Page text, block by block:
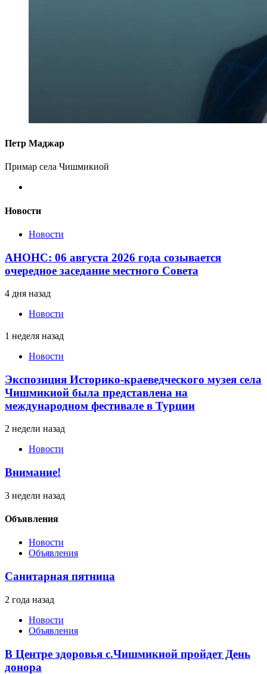
Петр Маджар
Примар села Чишмикиой
Новости
Новости
АНОНС: 06 августа 2026 года созывается
очередное заседание местного Совета
4 дня назад
Новости
1 неделя назад
Новости
Экспозиция Историко-краеведческого музея села
Чишмикиой была представлена на
международном фестивале в Турции
2 недели назад
Новости
Внимание!
3 недели назад
Объявления
Новости
Объявления
Санитарная пятница
2 года назад
Новости
Объявления
В Центре здоровья с.Чишмикиой пройдет День
донора